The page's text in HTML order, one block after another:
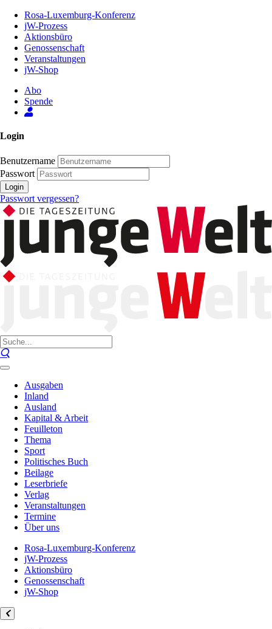
Inhalt
Seite
Rosa-Luxemburg-Konferenz
jW-Prozess
Aktionsbüro
Genossenschaft
Veranstaltungen
jW-Shop
Abo
Spende
Login
Benutzername
Passwort
Login
Passwort vergessen?
Ausgaben
Inland
Ausland
Kapital & Arbeit
Feuilleton
Thema
Sport
Politisches Buch
Beilage
Leserbriefe
Verlag
Veranstaltungen
Termine
Über uns
Rosa-Luxemburg-Konferenz
jW-Prozess
Aktionsbüro
Genossenschaft
jW-Shop